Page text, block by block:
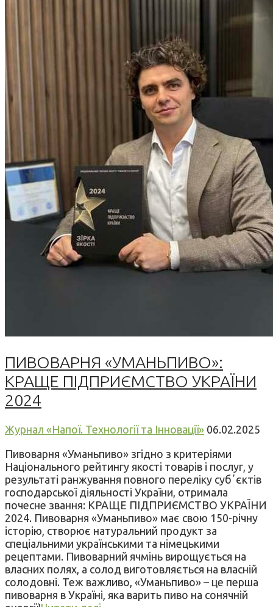
ПИВОВАРНЯ «УМАНЬПИВО»:
КРАЩЕ ПІДПРИЄМСТВО УКРАЇНИ
2024
Журнал «Напої. Технології та Інновації» 06.02.2025
Пивоварня «Уманьпиво» згідно з критеріями
Національного рейтингу якості товарів і послуг, у
результаті ранжування повного переліку субʼєктів
господарської діяльності України, отримала
почесне звання: КРАЩЕ ПІДПРИЄМСТВО УКРАЇНИ
2024. Пивоварня «Уманьпиво» має свою 150-річну
історію, створює натуральний продукт за
спеціальними українськими та німецькими
рецептами. Пивоварний ячмінь вирощується на
власних полях, а солод виготовляється на власній
солодовні. Теж важливо, «Уманьпиво» – це перша
пивоварня в Україні, яка варить пиво на сонячній